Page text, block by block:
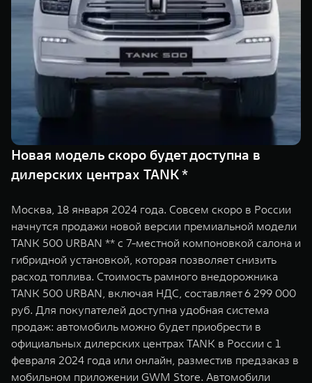
TANK 500
Веди за собой
от 6 499 000 ₽
TANK 700
Сила
WEY 07
Расширяя границы комфорта
от 6 149 000 ₽
WEY 05
Эстетика
от 5 699
TANK Финансы
Корпоративным клиентам
TANK ФИНАНСЫ
TANK Кредит
TANK Лизинг
TANK Страхование
Сервис
Специальные предложения
Моторные масла
ЦИФРОВЫЕ СЕРВИСЫ TANK
Цифровые сервисы TANK
Подписки
Новая модель скоро будет доступна в
дилерских центрах TANK *
Москва, 18 января 2024 года. Совсем скоро в России
начнутся продажи новой версии премиальной модели
TANK 500 URBAN ** с 7-местной компоновкой салона и
гибридной установкой, которая позволяет снизить
расход топлива. Стоимость рамного внедорожника
TANK 500 URBAN, включая НДС, составляет 6 299 000
руб. Для покупателей доступна удобная система
продаж: автомобиль можно будет приобрести в
официальных дилерских центрах TANK в России с 1
февраля 2024 года или онлайн, разместив предзаказ в
мобильном приложении GWM Store. Автомобили